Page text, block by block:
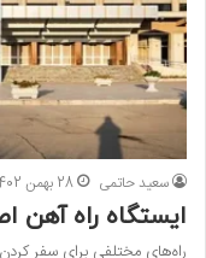
سعید حاتمی 28 بهمن 1402
ایستگاه راه
راه‌های مختلفی برای سفر